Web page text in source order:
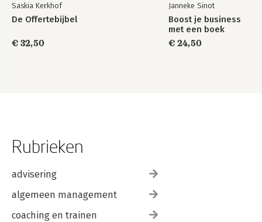
Saskia Kerkhof
De Offertebijbel
€ 32,50
Janneke Sinot
Boost je business
met een boek
€ 24,50
Rubrieken
advisering
algemeen management
coaching en trainen